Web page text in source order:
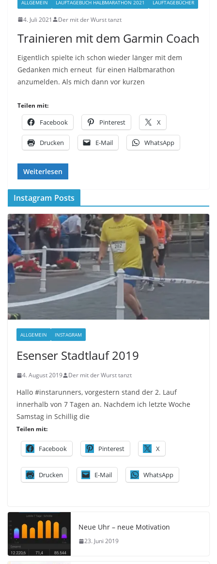
ALLGEMEIN LAUFTAGEBUCH HALBMARATHON 2021 LAUFTAGEBÜCHER
4. Juli 2021 Der mit der Wurst tanzt
Trainieren mit dem Garmin Coach
Eigentlich spielte ich schon wieder länger mit dem
Gedanken mich erneut für einen Halbmarathon
anzumelden. Als mich dann vor kurzen
Teilen mit:
Facebook Pinterest X
Drucken E-Mail WhatsApp
Weiterlesen
Instagram Posts
ALLGEMEIN INSTAGRAM
Esenser Stadtlauf 2019
4. August 2019 Der mit der Wurst tanzt
Hallo #instarunners, vorgestern stand der 2. Lauf
innerhalb von 7 Tagen an. Nachdem ich letzte Woche
Samstag in Schillig die
Teilen mit:
Facebook Pinterest X
Drucken E-Mail WhatsApp
Neue Uhr – neue Motivation
23. Juni 2019